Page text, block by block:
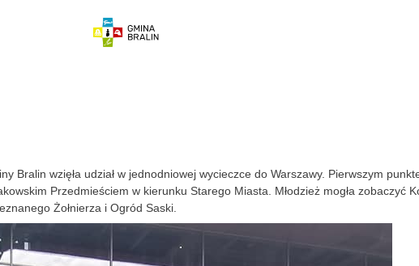
wzięła udział w jednodniowej wycieczce do Warszawy. Pierwszym
Przedmieściem w kierunku Starego Miasta. Młodzież mogła zobaczyć
Żołnierza i Ogród Saski.